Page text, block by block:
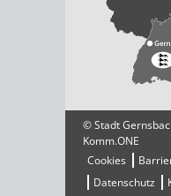
© Stadt
Komm.ONE
Cookies
Datenschutz